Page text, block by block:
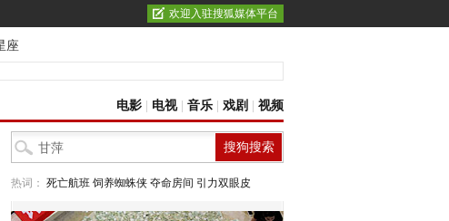
欢迎入驻搜狐媒体平台
座
电影 电视| 音乐 戏剧 视频
热词： 死亡航班 饲养蜘蛛侠 夺命房间 引力双眼皮